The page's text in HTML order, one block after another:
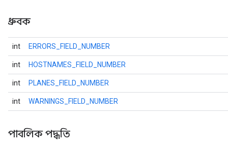
ধ্রুবক
int ERRORS_FIELD_NUMBER
int HOSTNAMES_FIELD_NUMBER
int PLANES_FIELD_NUMBER
int WARNINGS_FIELD_NUMBER
পাবলিক পদ্ধতি